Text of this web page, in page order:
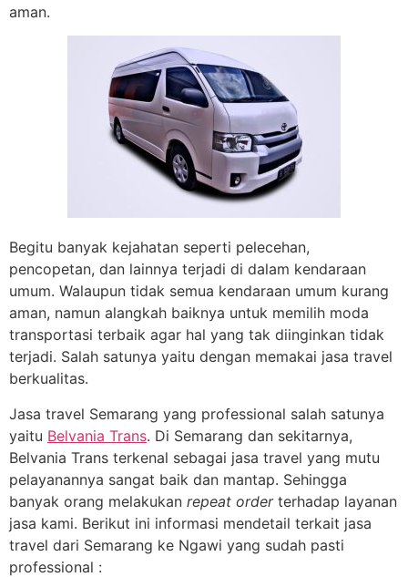
aman.
Begitu banyak kejahatan seperti pelecehan,
pencopetan, dan lainnya terjadi di dalam kendaraan
umum. Walaupun tidak semua kendaraan umum kurang
aman, namun alangkah baiknya untuk memilih moda
transportasi terbaik agar hal yang tak diinginkan tidak
terjadi. Salah satunya yaitu dengan memakai jasa travel
berkualitas.
Jasa travel Semarang yang professional salah satunya
yaitu Belvania Trans. Di Semarang dan sekitarnya,
Belvania Trans terkenal sebagai jasa travel yang mutu
pelayanannya sangat baik dan mantap. Sehingga
banyak orang melakukan repeat order terhadap layanan
jasa kami. Berikut ini informasi mendetail terkait jasa
travel dari Semarang ke Ngawi yang sudah pasti
professional :